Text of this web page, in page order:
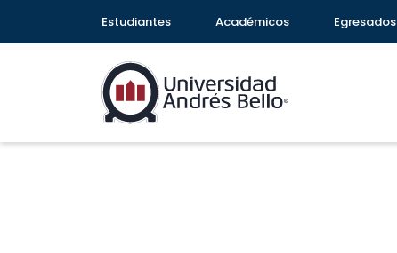
Estudiantes Académicos Egresados